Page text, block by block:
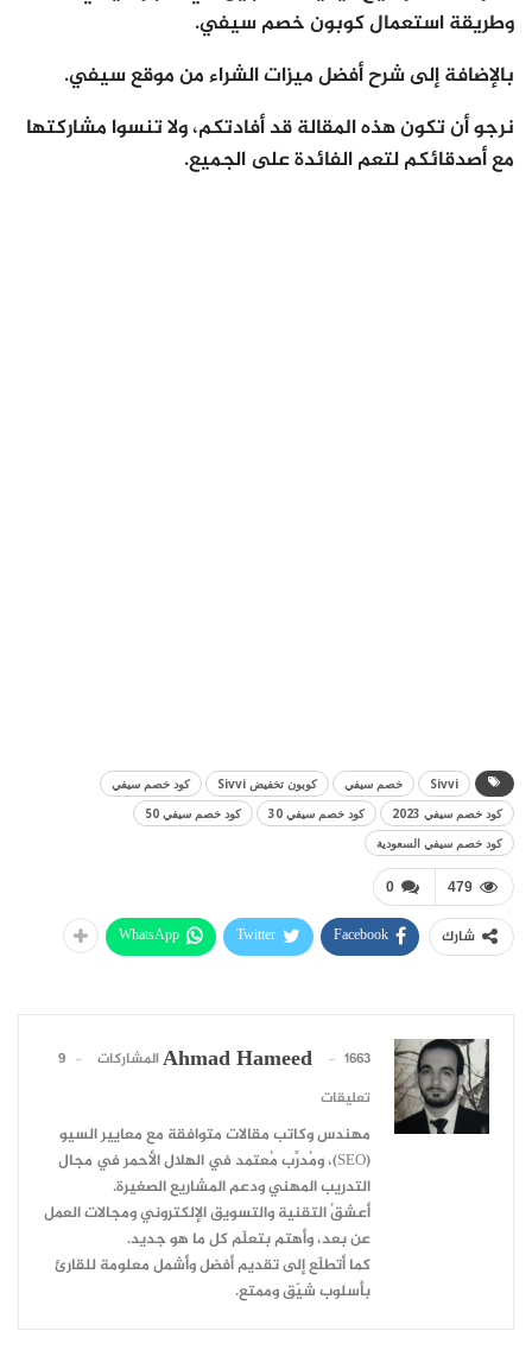
وطريقة استعمالكوبون خصم سيفي.
بالإضافة إلى شرح أفضل ميزات الشراء من موقع سيفي.
نرجو أن تكون هذه المقالة قد أفادتكم، ولا تنسوا مشاركتها
مع أصدقائكم لتعم الفائدة على الجميع.
Sivvi خصم سيفي كوبون تخفيض Sivvi
كود خصم سيفي
كود خصم سيفي 2023
كود خصم سيفي 30
كود خصم سيفي 50
كود خصم سيفي السعودية
0 479
شارك Facebook
Twitter
WhatsApp
Ahmad Hameed 1663 المشاركات
9
تعليقات
مهندس وكاتب مقالات متوافقة مع معايير السيو
(SEO)، ومُدرِّب مُعتمد في الهلال الأحمر في مجال
التدريب المهني ودعم المشاريع الصغيرة.
أعشقُ التقنية والتسويق الإلكتروني ومجالات العمل
عن بعد، وأهتم بتعلّم كل ما هو جديد.
كما أتطلّع إلى تقديم أفضل وأشمل معلومة للقارئ
بأسلوب شيّق وممتع.